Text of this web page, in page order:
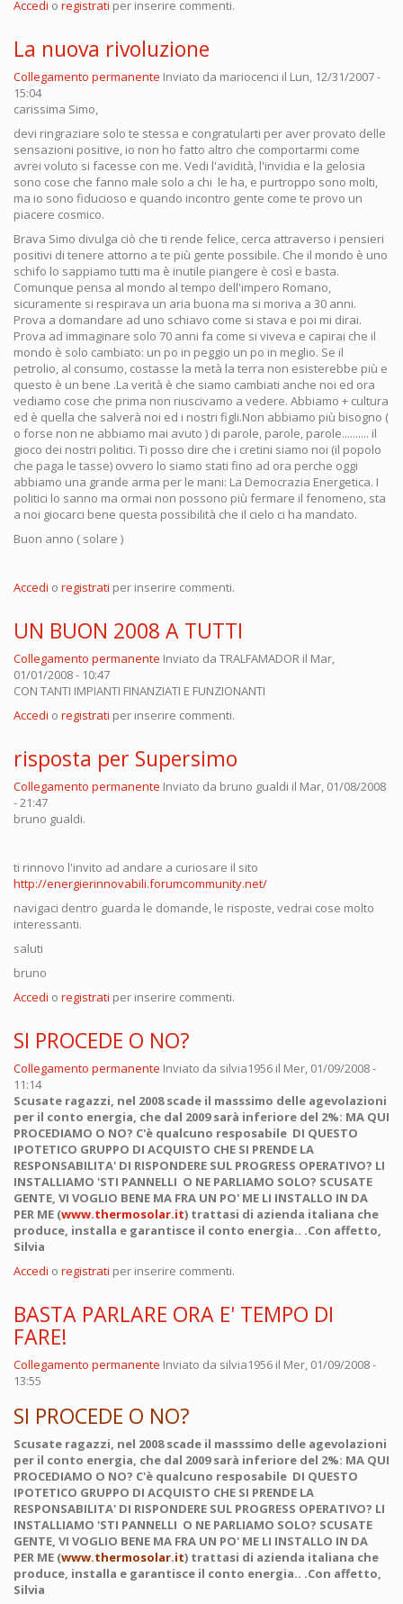
Accedi o registrati per inserire commenti.
La nuova rivoluzione
Collegamento permanente Inviato da mariocenci il Lun, 12/31/2007 -
15:04
carissima Simo,
devi ringraziare solo te stessa e congratularti per aver provato delle
sensazioni positive, io non ho fatto altro che comportarmi come
avrei voluto si facesse con me. Vedi l'avidità, l'invidia e la gelosia
sono cose che fanno male solo a chi le ha, e purtroppo sono molti,
ma io sono fiducioso e quando incontro gente come te provo un
piacere cosmico.
Brava Simo divulga ciò che ti rende felice, cerca attraverso i pensieri
positivi di tenere attorno a te più gente possibile. Che il mondo è uno
schifo lo sappiamo tutti ma è inutile piangere è così e basta.
Comunque pensa al mondo al tempo dell'impero Romano,
sicuramente si respirava un aria buona ma si moriva a 30 anni.
Prova a domandare ad uno schiavo come si stava e poi mi dirai.
Prova ad immaginare solo 70 anni fa come si viveva e capirai che il
mondo è solo cambiato: un po in peggio un po in meglio. Se il
petrolio, al consumo, costasse la metà la terra non esisterebbe più e
questo è un bene .La verità è che siamo cambiati anche noi ed ora
vediamo cose che prima non riuscivamo a vedere. Abbiamo + cultura
ed è quella che salverà noi ed i nostri figli.Non abbiamo più bisogno (
o forse non ne abbiamo mai avuto ) di parole, parole, parole.......... il
gioco dei nostri politici. Ti posso dire che i cretini siamo noi (il popolo
che paga le tasse) ovvero lo siamo stati fino ad ora perche oggi
abbiamo una grande arma per le mani: La Democrazia Energetica. I
politici lo sanno ma ormai non possono più fermare il fenomeno, sta
a noi giocarci bene questa possibilità che il cielo ci ha mandato.
Buon anno ( solare )
Accedi o registrati per inserire commenti.
UN BUON 2008 A TUTTI
Collegamento permanente Inviato da TRALFAMADOR il Mar,
01/01/2008 - 10:47
CON TANTI IMPIANTI FINANZIATI E FUNZIONANTI
Accedi o registrati per inserire commenti.
risposta per Supersimo
Collegamento permanente Inviato da bruno gualdi il Mar, 01/08/2008
- 21:47
bruno gualdi.
ti rinnovo l'invito ad andare a curiosare il sito
http://energierinnovabili.forumcommunity.net/
navigaci dentro guarda le domande, le risposte, vedrai cose molto
interessanti.
saluti
bruno
Accedi o registrati per inserire commenti.
SI PROCEDE O NO?
Collegamento permanente Inviato da silvia1956 il Mer, 01/09/2008 -
11:14
Scusate ragazzi, nel 2008 scade il masssimo delle agevolazioni
per il conto energia, che dal 2009 sarà inferiore del 2%: MA QUI
PROCEDIAMO O NO? C'è qualcuno resposabile DI QUESTO
IPOTETICO GRUPPO DI ACQUISTO CHE SI PRENDE LA
RESPONSABILITA' DI RISPONDERE SUL PROGRESS OPERATIVO? LI
INSTALLIAMO 'STI PANNELLI O NE PARLIAMO SOLO? SCUSATE
GENTE, VI VOGLIO BENE MA FRA UN PO' ME LI INSTALLO IN DA
PER ME (www.thermosolar.it) trattasi di azienda italiana che
produce, installa e garantisce il conto energia.. .Con affetto,
Silvia
Accedi o registrati per inserire commenti.
BASTA PARLARE ORA E' TEMPO DI
FARE!
Collegamento permanente Inviato da silvia1956 il Mer, 01/09/2008 -
13:55
SI PROCEDE O NO?
Scusate ragazzi, nel 2008 scade il masssimo delle agevolazioni
per il conto energia, che dal 2009 sarà inferiore del 2%: MA QUI
PROCEDIAMO O NO? C'è qualcuno resposabile DI QUESTO
IPOTETICO GRUPPO DI ACQUISTO CHE SI PRENDE LA
RESPONSABILITA' DI RISPONDERE SUL PROGRESS OPERATIVO? LI
INSTALLIAMO 'STI PANNELLI O NE PARLIAMO SOLO? SCUSATE
GENTE, VI VOGLIO BENE MA FRA UN PO' ME LI INSTALLO IN DA
PER ME (www.thermosolar.it) trattasi di azienda italiana che
produce, installa e garantisce il conto energia.. .Con affetto,
Silvia